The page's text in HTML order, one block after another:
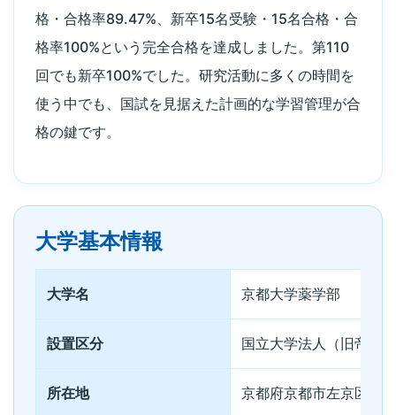
格・合格率89.47%、新卒15名受験・15名合格・合
格率100%という完全合格を達成しました。第110
回でも新卒100%でした。研究活動に多くの時間を
使う中でも、国試を見据えた計画的な学習管理が合
格の鍵です。
大学基本情報
大学名 京都大学薬学部
設置区分 国立大学法人（旧帝国
所在地 京都府京都市左京区吉